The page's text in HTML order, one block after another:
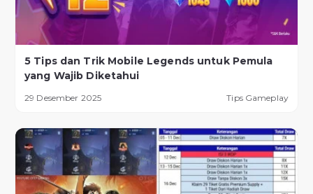
5 Tips dan Trik Mobile Legends untuk Pemula
yang Wajib Diketahui
29 Desember 2025 Tips Gameplay